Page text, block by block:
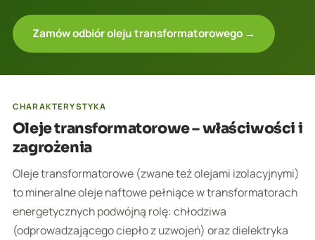
Zamów odbiór oleju transformatorowego →
CHARAKTERYSTYKA
Oleje transformatorowe – właściwości i
zagrożenia
Oleje transformatorowe (zwane też olejami izolacyjnymi)
to mineralne oleje naftowe pełniące w transformatorach
energetycznych podwójną rolę: chłodziwa
(odprowadzającego ciepło z uzwojeń) oraz dielektryka